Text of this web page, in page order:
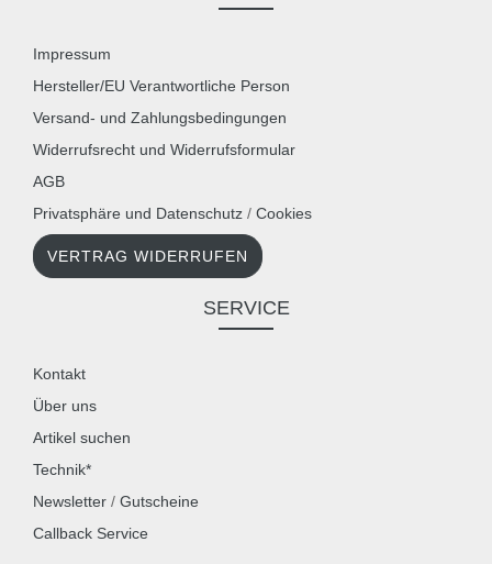
Impressum
Hersteller/EU Verantwortliche Person
Versand- und Zahlungsbedingungen
Widerrufsrecht und Widerrufsformular
AGB
Privatsphäre und Datenschutz / Cookies
VERTRAG WIDERRUFEN
SERVICE
Kontakt
Über uns
Artikel suchen
Technik*
Newsletter / Gutscheine
Callback Service